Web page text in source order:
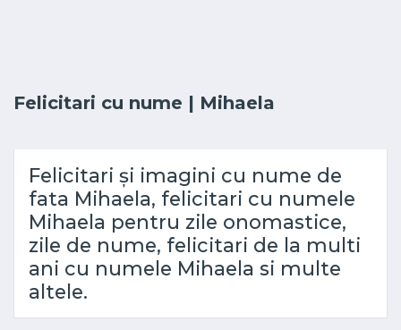
Felicitari cu nume | Mihaela
Felicitari și imagini cu nume de
fata Mihaela, felicitari cu numele
Mihaela pentru zile onomastice,
zile de nume, felicitari de la multi
ani cu numele Mihaela si multe
altele.